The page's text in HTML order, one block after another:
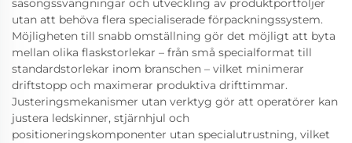
säsongssvängningar och utveckling av produktportföljer
utan att behöva flera specialiserade förpackningssystem.
Möjligheten till snabb omställning gör det möjligt att byta
mellan olika flaskstorlekar – från små specialformat till
standardstorlekar inom branschen – vilket minimerar
driftstopp och maximerar produktiva drifttimmar.
Justeringsmekanismer utan verktyg gör att operatörer kan
justera ledskinner, stjärnhjul och
positioneringskomponenter utan specialutrustning, vilket